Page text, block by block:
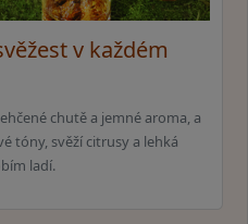
v každém
chutě a jemné aroma, a
tóny, svěží citrusy a lehká
ladí.